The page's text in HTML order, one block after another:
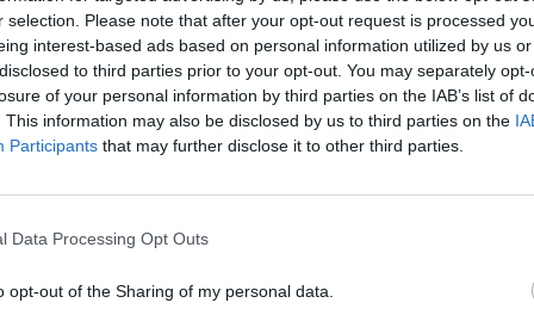
selection. Please note that after your opt-out request is processed
interest-based ads based on personal information utilized by us
to third parties prior to your opt-out. You may separately
of your personal information by third parties on the IAB’s list of
This information may also be disclosed by us to third parties on the
Participants that may further disclose it to other third parties.
Data Processing Opt Outs
opt-out of the Sharing of my personal data.
A szakember szerint a növekedési
lenne elgondolkodni a kedvezményes közraktári
rámutat: a tranzakciós illeték miatt
elvitte a forgalmát külföldre, elsősorban Ausztria
után az önkormányzatok körében
23-án lesz a Portfolio Future of Finance 2026
ki a bankok olyan kevés vállalati hitelt az MNB adatai